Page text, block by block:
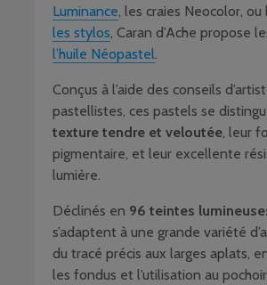
Luminance, les craies Neocolor,
les stylos, Caran d’Ache propose
l’huile Néopastel.
Conçus à l’aide des conseils
pastellistes, ces pastels se
texture tendre et veloutée, leur
pigmentaire, et leur excellente
lumière.
Déclinés en 96 teintes
s’adaptent à une grande variété
du tracé précis aux larges aplats,
les fondus et l’utilisation au